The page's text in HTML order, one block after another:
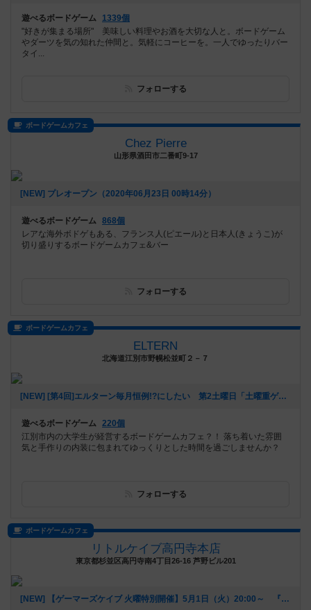
遊べるボードゲーム
1339個
"好きが集まる場所" 美味しい料理やお酒を大切な人と。ボードゲーム
やダーツを気の知れた仲間と。気軽にコーヒーを。一人でゆったりバー
タイ...
フォローする
ボードゲームカフェ
Chez Pierre
山形県酒田市二番町9-17
[NEW] プレオープン（2020年06月23日 00時14分）
遊べるボードゲーム 868個
レアな海外ボドゲもある、フランス人(ピエール)と日本人(きょうこ)が
切り盛りするボードゲームカフェ&バー
フォローする
ボードゲームカフェ
ELTERN
北海道江別市野幌松並町２－７
[NEW] [第4回]エルターン毎月恒例!?にしたい 第2土曜日「土曜重ゲーで遊ぼう会!?」(ベテランさん寄り)（2019年12月11日 00時06分）
遊べるボードゲーム 220個
江別市内の大学生が経営するボードゲームカフェ？！ 落ち着いた雰囲
気と手作りの内装に包まれてゆっくりとした時間を過ごしませんか？
フォローする
ボードゲームカフェ
リトルケイブ高円寺本店
東京都杉並区高円寺南4丁目26-16 芦野ビル201
[NEW] 【ゲーマーズケイブ 火曜特別開催】5月1日（火）20:00～ 『ロールプレイヤー』（2018年04月22日 18時42分）